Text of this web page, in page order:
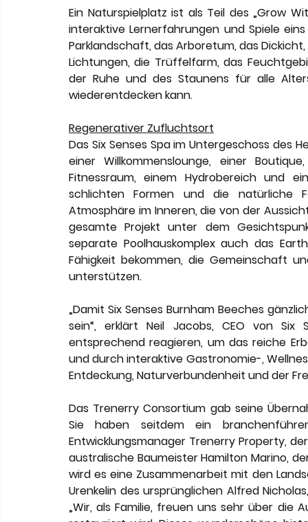
Ein Naturspielplatz ist als Teil des „Grow
interaktive Lernerfahrungen und Spiele
Parklandschaft, das Arboretum, das
Lichtungen, die Trüffelfarm, das
der Ruhe und des Staunens für alle
wiederentdecken kann.
Regenerativer Zufluchtsort
Das Six Senses Spa im Untergeschoss des
einer Willkommenslounge, einer
Fitnessraum, einem Hydrobereich und
schlichten Formen und die natürliche
Atmosphäre im Inneren, die von der
gesamte Projekt unter dem
separate Poolhauskomplex auch das
Fähigkeit bekommen, die Gemeinschaft
unterstützen.
„Damit Six Senses Burnham Beeches
sein“, erklärt Neil Jacobs, CEO von Six
entsprechend reagieren, um das reiche
und durch interaktive Gastronomie-,
Entdeckung, Naturverbundenheit und der
Das Trenerry Consortium gab seine
Sie haben seitdem ein
Entwicklungsmanager Trenerry Property,
australische Baumeister Hamilton Marino,
wird es eine Zusammenarbeit mit den
Urenkelin des ursprünglichen Alfred
„Wir, als Familie, freuen uns sehr über die